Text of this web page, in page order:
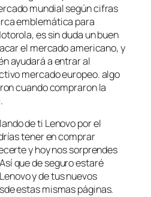
mundial según cifras
emblemática para
es sin duda un buen
el mercado americano, y
ayudará a entrar al
mercado europeo. algo
cuando compraron la
de ti Lenovo por el
tener en comprar
y hoy nos sorprendes
que de seguro estaré
Lenovo y de tus nuevos
estas mismas páginas.